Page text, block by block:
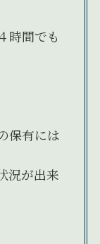
時間でも
保有には
況が出来